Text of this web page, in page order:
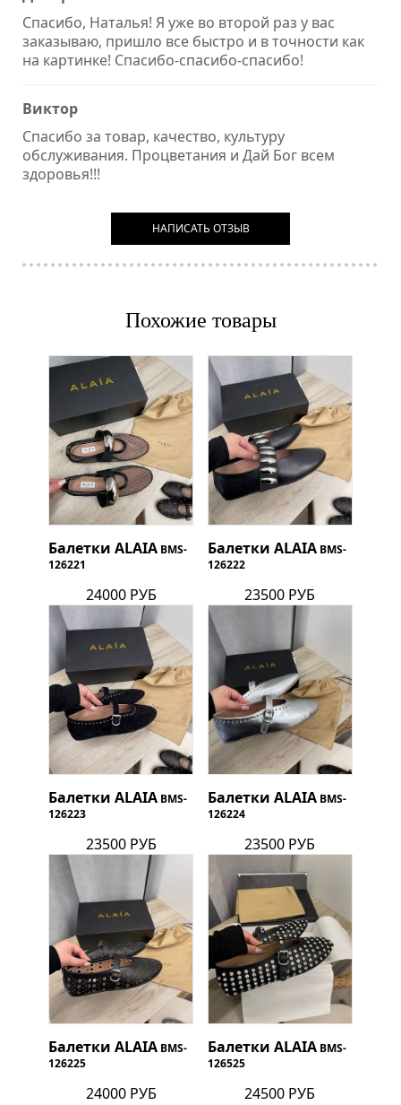
Спасибо, Наталья! Я уже во второй раз у вас
заказываю, пришло все быстро и в точности как
на картинке! Спасибо-спасибо-спасибо!
Виктор
Спасибо за товар, качество, культуру
обслуживания. Процветания и Дай Бог всем
здоровья!!!
НАПИСАТЬ ОТЗЫВ
Похожие товары
Балетки ALAIA BMS-
126221
24000 РУБ
Балетки ALAIA BMS-
126222
23500 РУБ
Балетки ALAIA BMS-
126223
23500 РУБ
Балетки ALAIA BMS-
126224
23500 РУБ
Балетки ALAIA BMS-
126225
24000 РУБ
Балетки ALAIA BMS-
126525
24500 РУБ